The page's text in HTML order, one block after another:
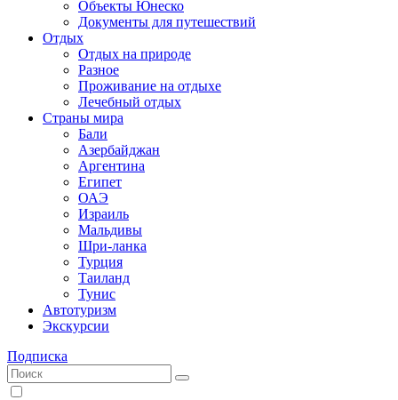
Объекты Юнеско
Документы для путешествий
Отдых
Отдых на природе
Разное
Проживание на отдыхе
Лечебный отдых
Страны мира
Бали
Азербайджан
Аргентина
Египет
ОАЭ
Израиль
Мальдивы
Шри-ланка
Турция
Таиланд
Тунис
Автотуризм
Экскурсии
Подписка